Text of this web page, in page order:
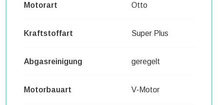
Motorart Otto
Kraftstoffart Super Plus
Abgasreinigung geregelt
Motorbauart V-Motor